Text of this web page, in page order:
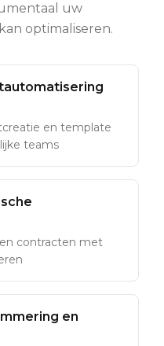
uw
optimaliseren.
en template
teams
contracten met
en